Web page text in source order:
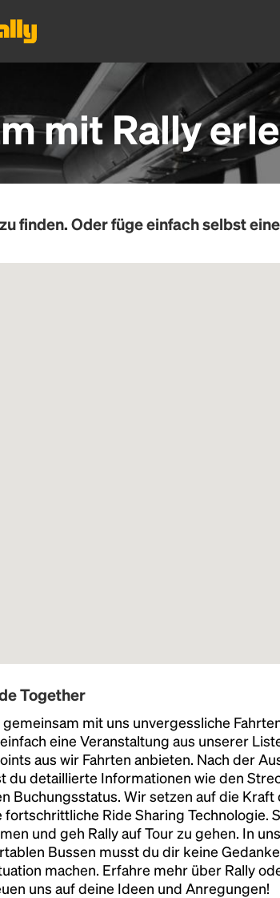
mit Rally
finden. Oder füge einfach selbst
Together
mit uns unvergessliche
eine Veranstaltung aus unserer
aus wir Fahrten anbieten. Nach der
du detaillierte Informationen wie den
Buchungsstatus. Wir setzen auf die
fortschrittliche Ride Sharing Technologie.
und geh Rally auf Tour zu gehen. In
Bussen musst du dir keine
machen. Erfahre mehr über Rally
uns auf deine Ideen und Anregungen!
the 1500s, when an
a galley of type and
type specimen book. It
five centuries, but also
typesetting, remaining
unchanged.